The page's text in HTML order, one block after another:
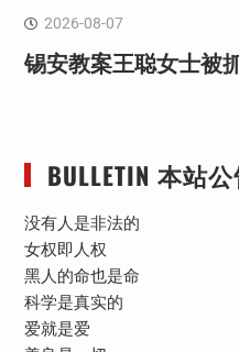
2026-08-07
锡安教案王聪女士被
BULLETIN 本站
没有人是非法的
女权即人权
黑人的命也是命
科学是真实的
爱就是爱